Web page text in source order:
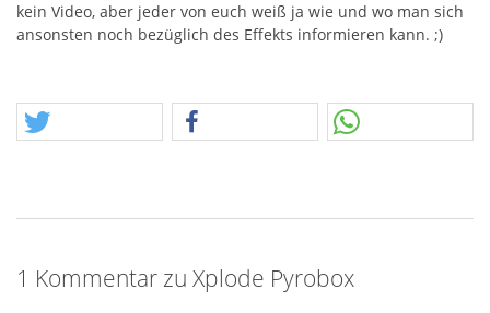
kein Video, aber jeder von euch weiß ja wie und wo man sich
ansonsten noch bezüglich des Effekts informieren kann. ;)
1 Kommentar zu Xplode Pyrobox